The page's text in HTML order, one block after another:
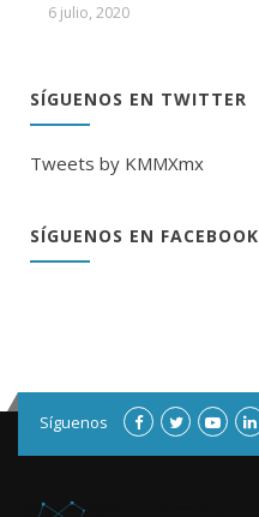
6 julio, 2020
SÍGUENOS EN TWITTER
Tweets by KMMXmx
SÍGUENOS EN FACEBOOK
Síguenos